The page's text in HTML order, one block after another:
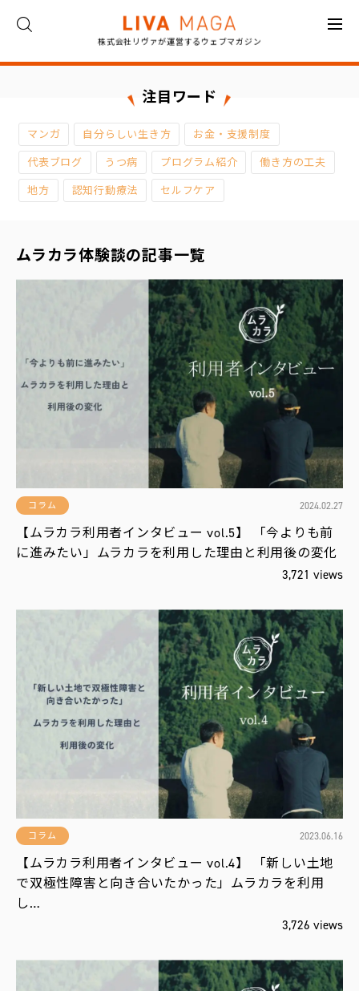
株式会社リヴァが運営するウェブマガジン
ト
ラ
ム
対
イ
ン
タ
役
ち
す
め
注目ワード
マンガ 自分らしい生き方 お金・支援制度
代表ブログ うつ病 プログラム紹介 働き方の工夫
地方 認知行動療法 セルフケア
ムラカラ体験談の記事一覧
コラム 2024.02.27
【ムラカラ利用者インタビュー vol.5】 「今よりも前
に進みたい」ムラカラを利用した理由と利用後の変化
3,721 views
コラム 2023.06.16
【ムラカラ利用者インタビュー vol.4】 「新しい土地
で双極性障害と向き合いたかった」ムラカラを利用
し…
3,726 views